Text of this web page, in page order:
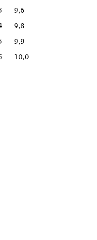
9,6
9,8
9,9
10,0